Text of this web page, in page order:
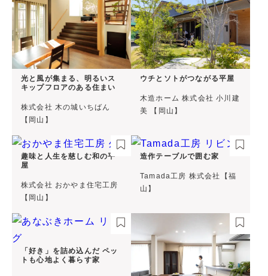
光と風が集まる、明るいス
キップフロアのある住まい
株式会社 木の城いちばん
【岡山】
ウチとソトがつながる平屋
木造ホーム 株式会社 小川建
美 【岡山】
趣味と人生を慈しむ和の平
屋
株式会社 おかやま住宅工房
【岡山】
造作テーブルで囲む家
Tamada工房 株式会社【福
山】
「好き」を詰め込んだ ペッ
トも心地よく暮らす家